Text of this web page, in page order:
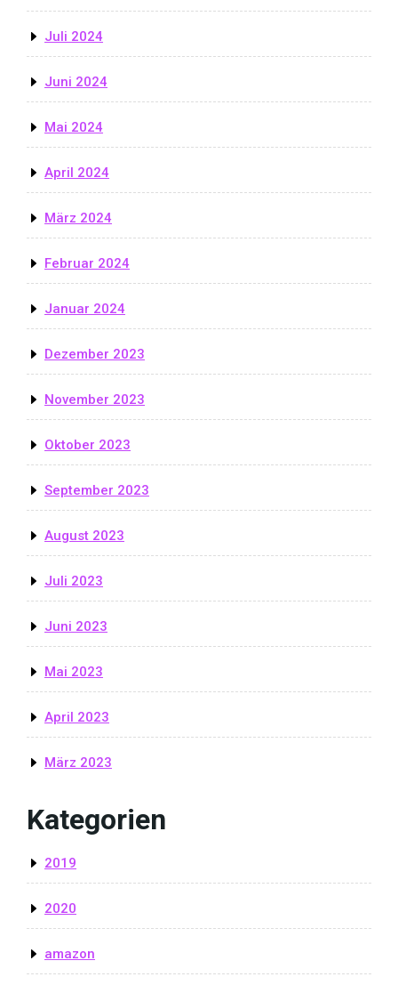
Juli 2024
Juni 2024
Mai 2024
April 2024
März 2024
Februar 2024
Januar 2024
Dezember 2023
November 2023
Oktober 2023
September 2023
August 2023
Juli 2023
Juni 2023
Mai 2023
April 2023
März 2023
Kategorien
2019
2020
amazon